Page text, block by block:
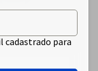
cadastrado para